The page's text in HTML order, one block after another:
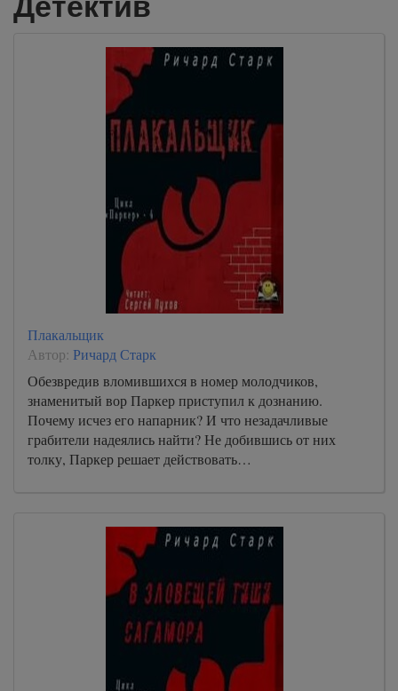
Плакальщик
Автор: Ричард Старк
Обезвредив вломившихся в номер молодчиков,
знаменитый вор Паркер приступил к дознанию.
Почему исчез его напарник? И что незадачливые
грабители надеялись найти? Не добившись от них
толку, Паркер решает действовать…